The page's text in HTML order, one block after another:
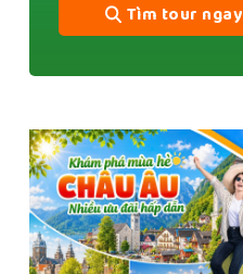
Tìm tour ngay